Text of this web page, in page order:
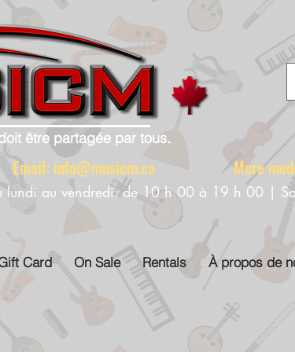
être partagée par tous.
Email: info@musicm.ca More models
lundi au vendredi: de 10 h 00 à 19 h 00 |
Card On Sale Rentals À propos de